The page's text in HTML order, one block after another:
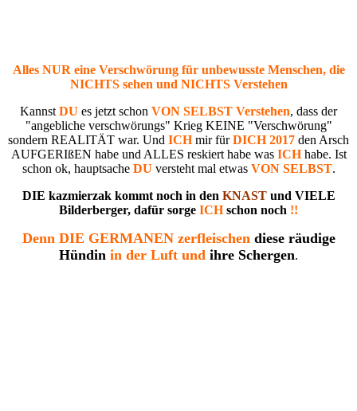
Alles NUR eine Verschwörung für unbewusste Menschen, die
NICHTS sehen und NICHTS Verstehen
Kannst DU es jetzt schon VON SELBST Verstehen, dass der
"angebliche verschwörungs" Krieg KEINE "Verschwörung"
sondern REALITÄT war. Und ICHmir fürDICH 2017 den Arsch
AUFGERIßEN habe und ALLES reskiert habe wasICHhabe. Ist
schon ok, hauptsache DU versteht mal etwasVON SELBST.
DIE kazmierzak kommt noch in den KNASTund VIELE
Bilderberger, dafür sorge ICHschon noch !!
Denn DIE GERMANEN zerfleischen diese räudige
Hündin in der Luft und ihre Schergen.